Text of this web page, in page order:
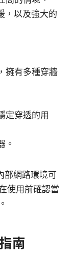
，以及強大的
擁有多種穿牆
定穿透的用
。
部網路環境可
使用前確認當
南